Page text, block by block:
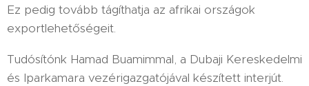
Ez pedig tovább tágíthatja az afrikai országok
exportlehetőségeit.
Tudósítónk Hamad Buamimmal, a Dubaji Kereskedelmi
és Iparkamara vezérigazgatójával készített interjút.